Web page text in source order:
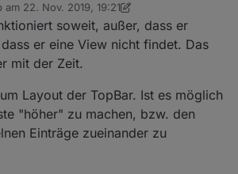
am 22. Nov. 2019, 19:21
von nousefor82
soweit, außer, dass er
er eine View nicht findet. Das
mit der Zeit.
Layout der TopBar. Ist es möglich
"höher" zu machen, bzw. den
Einträge zueinander zu